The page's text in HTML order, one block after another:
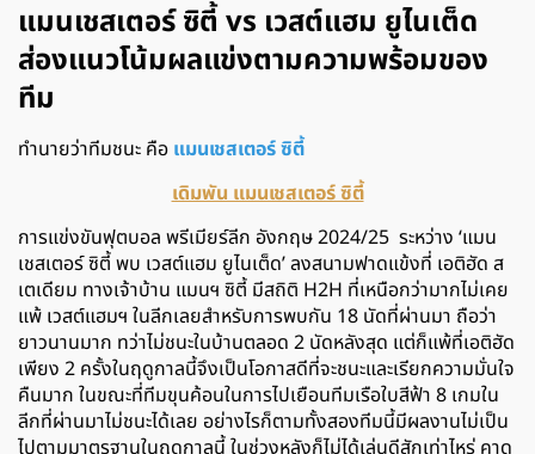
แมนเชสเตอร์ ซิตี้ vs เวสต์แฮม ยูไนเต็ด
ส่องแนวโน้มผลแข่งตามความพร้อมของ
ทีม
ทำนายว่าทีมชนะ คือ แมนเชสเตอร์ ซิตี้
เดิมพัน แมนเชสเตอร์ ซิตี้
การแข่งขันฟุตบอล พรีเมียร์ลีก อังกฤษ 2024/25 ระหว่าง ‘แมน
เชสเตอร์ ซิตี้ พบ เวสต์แฮม ยูไนเต็ด’ ลงสนามฟาดแข้งที่ เอติฮัด ส
เตเดียม ทางเจ้าบ้าน แมนฯ ซิตี้ มีสถิติ H2H ที่เหนือกว่ามากไม่เคย
แพ้ เวสต์แฮมฯ ในลีกเลยสำหรับการพบกัน 18 นัดที่ผ่านมา ถือว่า
ยาวนานมาก ทว่าไม่ชนะในบ้านตลอด 2 นัดหลังสุด แต่ก็แพ้ที่เอติฮัด
เพียง 2 ครั้งในฤดูกาลนี้จึงเป็นโอกาสดีที่จะชนะและเรียกความมั่นใจ
คืนมาก ในขณะที่ทีมขุนค้อนในการไปเยือนทีมเรือใบสีฟ้า 8 เกมใน
ลีกที่ผ่านมาไม่ชนะได้เลย อย่างไรก็ตามทั้งสองทีมนี้มีผลงานไม่เป็น